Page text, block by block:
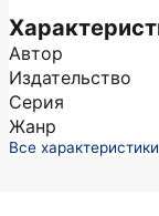
Автор
Издательство
Серия
Жанр
Все характеристики